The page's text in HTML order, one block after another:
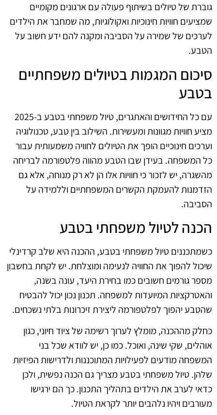
גוברת של טיולים בשיתוף פעולה עם ארגונים מקומיים
שמציעים חוויות חינוכיות ואקולוגיות, מה שמחבר את הילדים
לערכים של שמירה על הסביבה ומקנה להם ידע חשוב על
הטבע.
סיכום המגמות בטיולים משפחתיים
בטבע
עם כל החידושים והאתגרים, טיול משפחתי בטבע ב-2025
מציע חוויות מגוונות ומעשירות. השילוב בין טבע, טכנולוגיה
וערכים חינוכיים הופך את הטיולים לחוויה משמעותית עבור
כל המשפחה. בעידן שבו הטבע מהווה פלטפורמה לבריחה
מהשגרה, יש לזכור כי חוויות אלו הן לא רק מנוחה, אלא גם
הזדמנות להעמקת הקשרים המשפחתיים וללמידה על
הסביבה.
הכנה לטיול משפחתי בטבע
כשמתכננים טיול משפחתי בטבע, ההכנה היא שלב קרדינלי
שיכול להפוך את החוויה לנעימה ומוצלחת. יש לקחת בחשבון
מספר גורמים חשובים כמו בחירת היעד, עונה בשנה,
והאטרקציות המיועדות למשפחה. תכנון נכון יכול להבטיח
שהטבע יהפוך לפלטפורמה ליצירת זיכרונות בלתי נשכחים.
כחלק מההכנה, מומלץ לערוך רשימה של ציוד חיוני, כגון
אוהלים, שקי שינה, ואוכל. כמו כן, יש לוודא שכל בני
המשפחה מודעים לפעילויות המתוכננות ולדרישות הפיזיות
שלהן. טיול משפחתי בטבע מצריך גם הכנה נפשית, ולכן
כדאי לערב את הילדים בתהליך התכנון. כך הם ירגישו
מעורבים ויהיו נלהבים יותר לקראת הטיול.